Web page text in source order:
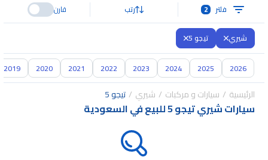
فلتر 2 رتب قارن
شيري تيجو 5
2026
2025
2024
2023
2022
2021
2020
2019
الرئيسية سيارات و مركبات شيري تيجو 5
سيارات شيري تيجو 5 للبيع في السعودية